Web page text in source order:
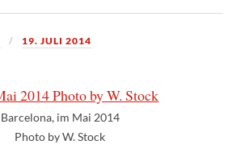
19. JULI 2014
Barcelona, im Mai 2014
Photo by W. Stock